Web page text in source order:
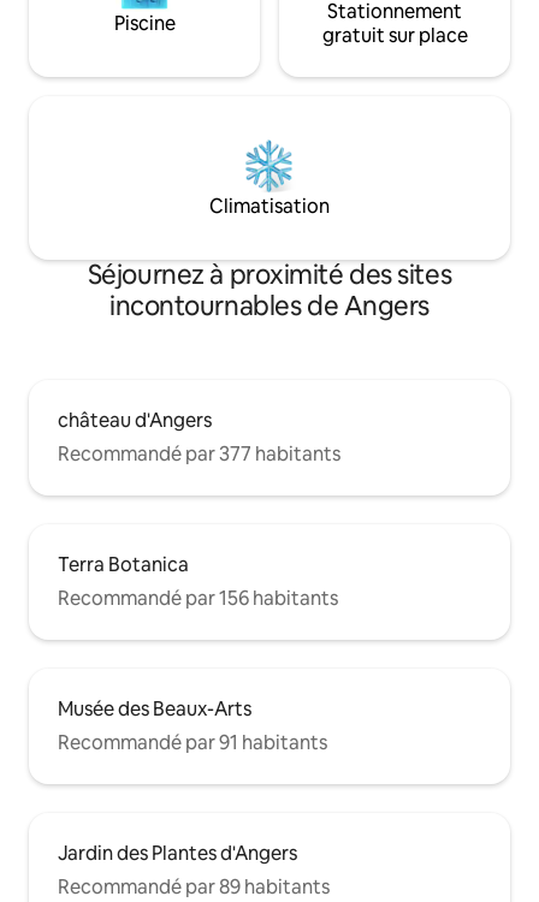
Piscine
Stationnement
gratuit sur place
Climatisation
Séjournez à proximité des sites
incontournables de Angers
château d'Angers
Recommandé par 377 habitants
Terra Botanica
Recommandé par 156 habitants
Musée des Beaux-Arts
Recommandé par 91 habitants
Jardin des Plantes d'Angers
Recommandé par 89 habitants